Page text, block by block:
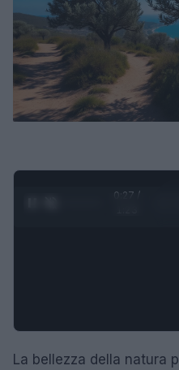
0:28 /
La bellezza della natura